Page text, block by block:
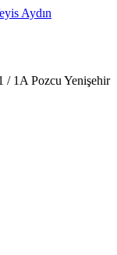
1A Pozcu Yenişehir